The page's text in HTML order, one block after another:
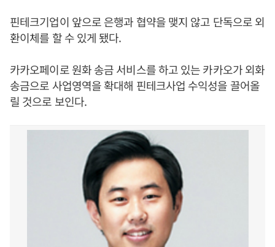
핀테크기업이 앞으로 은행과 협약을 맺지 않고 단독으로 외
환이체를 할 수 있게 됐다.
카카오페이로 원화 송금 서비스를 하고 있는 카카오가 외화
송금으로 사업영역을 확대해 핀테크사업 수익성을 끌어올
릴 것으로 보인다.